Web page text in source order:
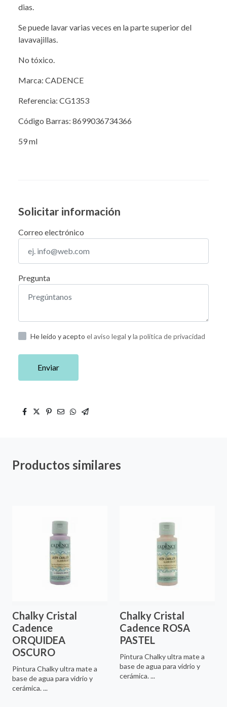
dias.
Se puede lavar varias veces en la parte superior del
lavavajillas.
No tóxico.
Marca: CADENCE
Referencia: CG1353
Código Barras: 8699036734366
59 ml
Solicitar información
Correo electrónico
Pregunta
He leído y acepto el aviso legal yla política de privacidad
Enviar
Productos similares
Chalky Cristal
Cadence
ORQUIDEA
OSCURO
Pintura Chalky ultra mate a
base de agua para vidrio y
cerámica. ...
Chalky Cristal
Cadence ROSA
PASTEL
Pintura Chalky ultra mate a
base de agua para vidrio y
cerámica. ...